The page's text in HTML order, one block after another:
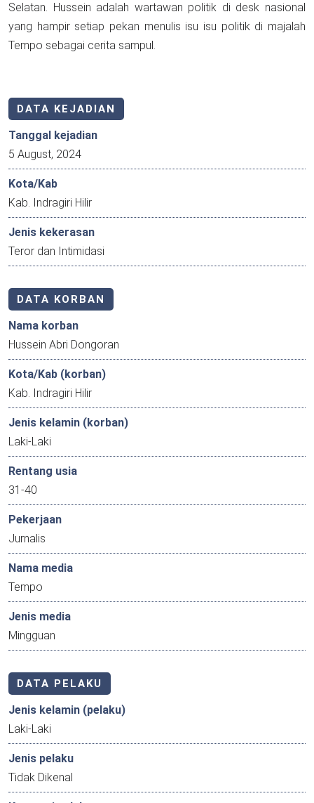
Selatan. Hussein adalah wartawan politik di desk nasional
yang hampir setiap pekan menulis isu isu politik di majalah
Tempo sebagai cerita sampul.
DATA KEJADIAN
Tanggal kejadian
5 August, 2024
Kota/Kab
Kab. Indragiri Hilir
Jenis kekerasan
Teror dan Intimidasi
DATA KORBAN
Nama korban
Hussein Abri Dongoran
Kota/Kab (korban)
Kab. Indragiri Hilir
Jenis kelamin (korban)
Laki-Laki
Rentang usia
31-40
Pekerjaan
Jurnalis
Nama media
Tempo
Jenis media
Mingguan
DATA PELAKU
Jenis kelamin (pelaku)
Laki-Laki
Jenis pelaku
Tidak Dikenal